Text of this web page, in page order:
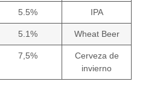
5.5% IPA
5.1% Wheat Beer
7,5%
Cerveza de
invierno